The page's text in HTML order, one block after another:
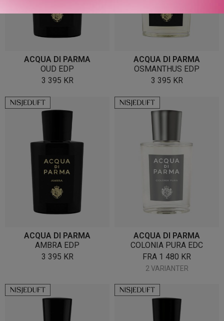
ACQUA DI PARMA
OUD EDP
3 395 KR
ACQUA DI PARMA
OSMANTHUS EDP
3 395 KR
ACQUA DI PARMA
AMBRA EDP
3 395 KR
ACQUA DI PARMA
COLONIA PURA EDC
FRA 1 480 KR
2 VARIANTER